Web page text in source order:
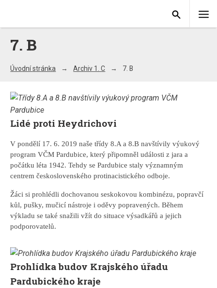
7. B
Úvodní stránka Archiv 1. C 7. B
Lidé proti Heydrichovi
V pondělí 17. 6. 2019 naše třídy 8.A a 8.B navštívily výukový
program VČM Pardubice, který připomněl události z jara a
počátku léta 1942. Tehdy se Pardubice staly významným
centrem československého protinacistického odboje.
Žáci si prohlédli dochovanou seskokovou kombinézu, popravčí
kůl, pušky, mučicí nástroje i oděvy popravených. Během
výkladu se také snažili vžít do situace výsadkářů a jejich
podporovatelů.
Prohlídka budov Krajského úřadu
Pardubického kraje